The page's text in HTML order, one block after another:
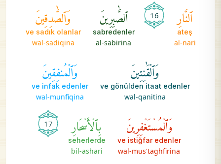
ٱلنَّارِ
ateş
al-nari
16 ٱلصَّٰبِرِينَ
sabredenler
al-sabirina
وَٱلصَّٰدِقِينَ
ve sadık olanlar
wal-sadiqina
وَٱلۡقَٰنِتِينَ
ve gönülden itaat edenler
wal-qanitina
وَٱلۡمُنفِقِينَ
ve infak edenler
wal-munfiqina
وَٱلۡمُسۡتَغۡفِرِينَ
ve istiğfar edenler
wal-mus'taghfirina
بِٱلۡأَسۡحَارِ
seherlerde
bil-ashari
17